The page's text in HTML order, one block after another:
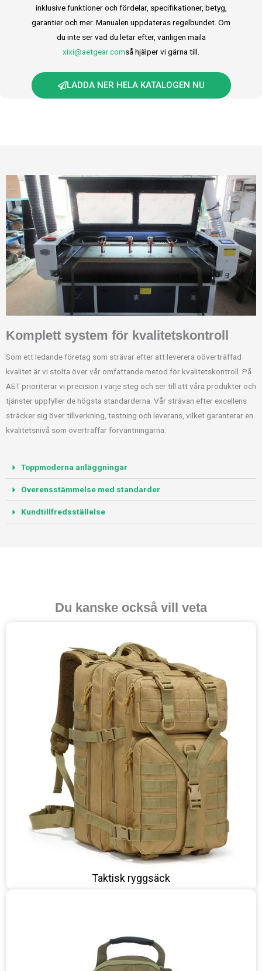
inklusive funktioner och fördelar, specifikationer, betyg,
garantier och mer. Manualen uppdateras regelbundet. Om
du inte ser vad du letar efter, vänligen maila
xixi@aetgear.comså hjälper vi gärna till.
LADDA NER HELA KATALOGEN NU
Komplett system för kvalitetskontroll
Som ett ledande företag som strävar efter att leverera oöverträffad
kvalitet är vi stolta över vår omfattande metod för kvalitetskontroll. På
AET prioriterar vi precision i varje steg och ser till att våra produkter och
tjänster uppfyller de högsta standarderna. Vår strävan efter excellens
sträcker sig över tillverkning, testning och leverans, vilket garanterar en
kvalitetsnivå som överträffar förväntningarna.
Toppmoderna anläggningar
Överensstämmelse med standarder
Kundtillfredsställelse
Du kanske också vill veta
Taktisk ryggsäck